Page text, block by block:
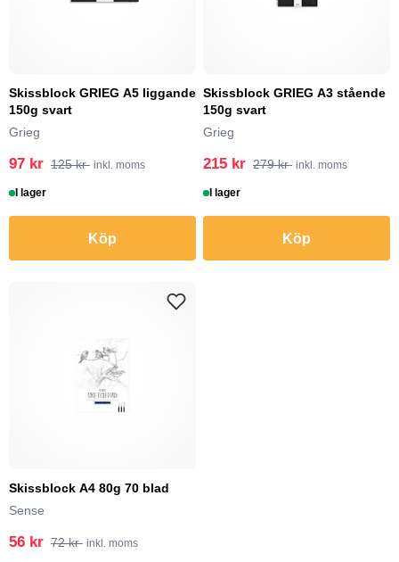
Skissblock GRIEG A5 liggande
150g svart
Grieg
97 kr 125 kr inkl. moms
I lager
Köp
Skissblock GRIEG A3 stående
150g svart
Grieg
215 kr 279 kr inkl. moms
I lager
Köp
Skissblock A4 80g 70 blad
Sense
56 kr 72 kr inkl. moms